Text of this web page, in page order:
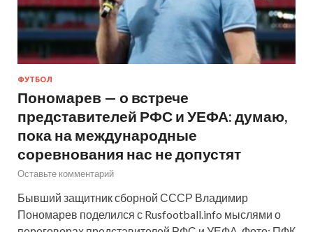
ФУТБОЛ
Пономарев — о встрече
представителей РФС и УЕФА: думаю,
пока на международные
соревнования нас не допустят
Оставьте комментарий
Бывший защитник сборной СССР Владимир
Пономарев поделился с Rusfootball.info мыслями о